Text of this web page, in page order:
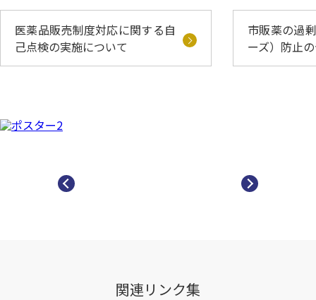
医薬品販売制度対応に関する自
己点検の実施について
市販薬の過
ーズ）防止
関連リンク集